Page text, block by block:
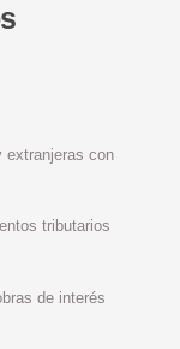
extranjeras con
tributarios
de interés